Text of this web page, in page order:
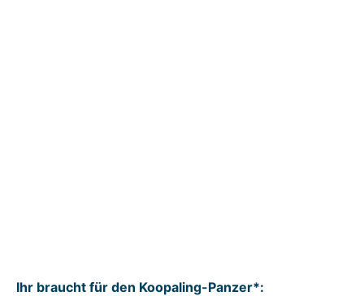
Ihr braucht für den Koopaling-Panzer*: